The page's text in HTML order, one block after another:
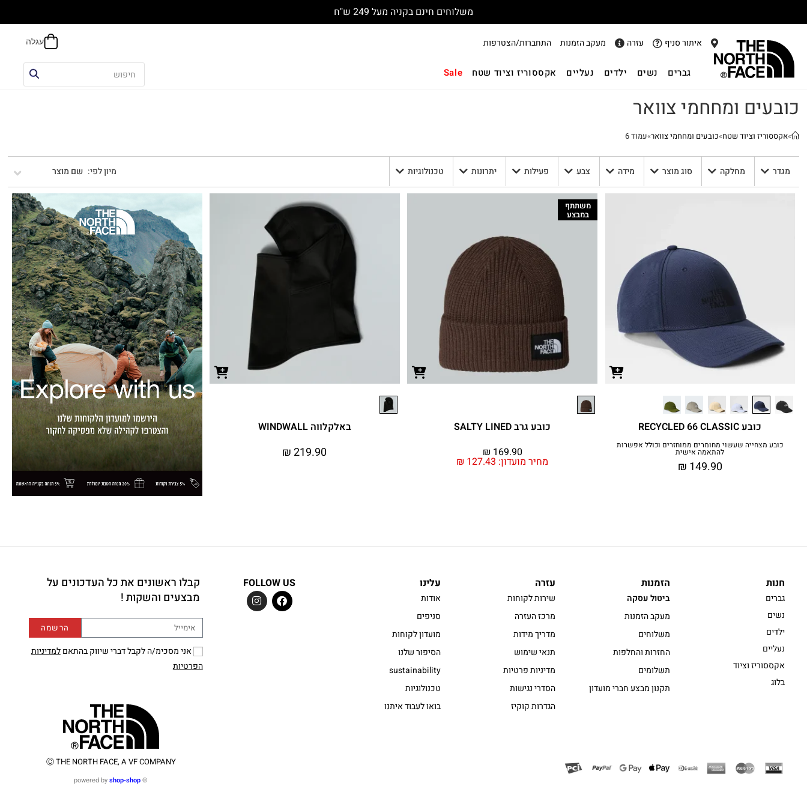
משלוחים חינם בקניה מעל 249 ש"ח
איתור סניף עזרה מעקב הזמנות התחברות/הצטרפות
גברים נשים ילדים נעליים אקססוריז וציוד שטח Sale
כובעים ומחחמי צוואר
»אקססוריז וציוד שטח»כובעים ומחחמי צוואר»עמוד 6
מגדר מחלקה סוג מוצר מידה צבע פעילות יתרונות טכנולוגיות שם מוצר
כובע RECYCLED 66 CLASSIC
כובע מצחייה שעשוי מחומרים ממוחזרים וכולל אפשרות
להתאמה אישית
₪ 149.90
משתתף
במבצע
כובע גרב SALTY LINED
מחיר מועדון: ₪ 127.43
₪ 169.90
באלקלווה WINDWALL
₪219.90
חנות
גברים
נשים
ילדים
נעליים
אקססוריז וציוד
בלוג
הזמנות
ביטול עסקה
מעקב הזמנות
משלוחים
החזרות והחלפות
תשלומים
תקנון מבצע חברי מועדון
עזרה
שירות לקוחות
מרכז העזרה
מדריך מידות
תנאי שימוש
מדיניות פרטיות
הסדרי נגישות
הגדרות קוקיז
עלינו
אודות
סניפים
מועדון לקוחות
הסיפור שלנו
sustainability
טכנולוגיות
בואו לעבוד איתנו
FOLLOW US
קבלו ראשונים את כל העדכונים על
מבצעים והשקות !
אני מסכימ/ה לקבל דברי שיווק בהתאםלמדיניות
הפרטיות
הרשמה
Ⓒ THE NORTH FACE, A VF COMPANY
©️ powered by
shop-shop